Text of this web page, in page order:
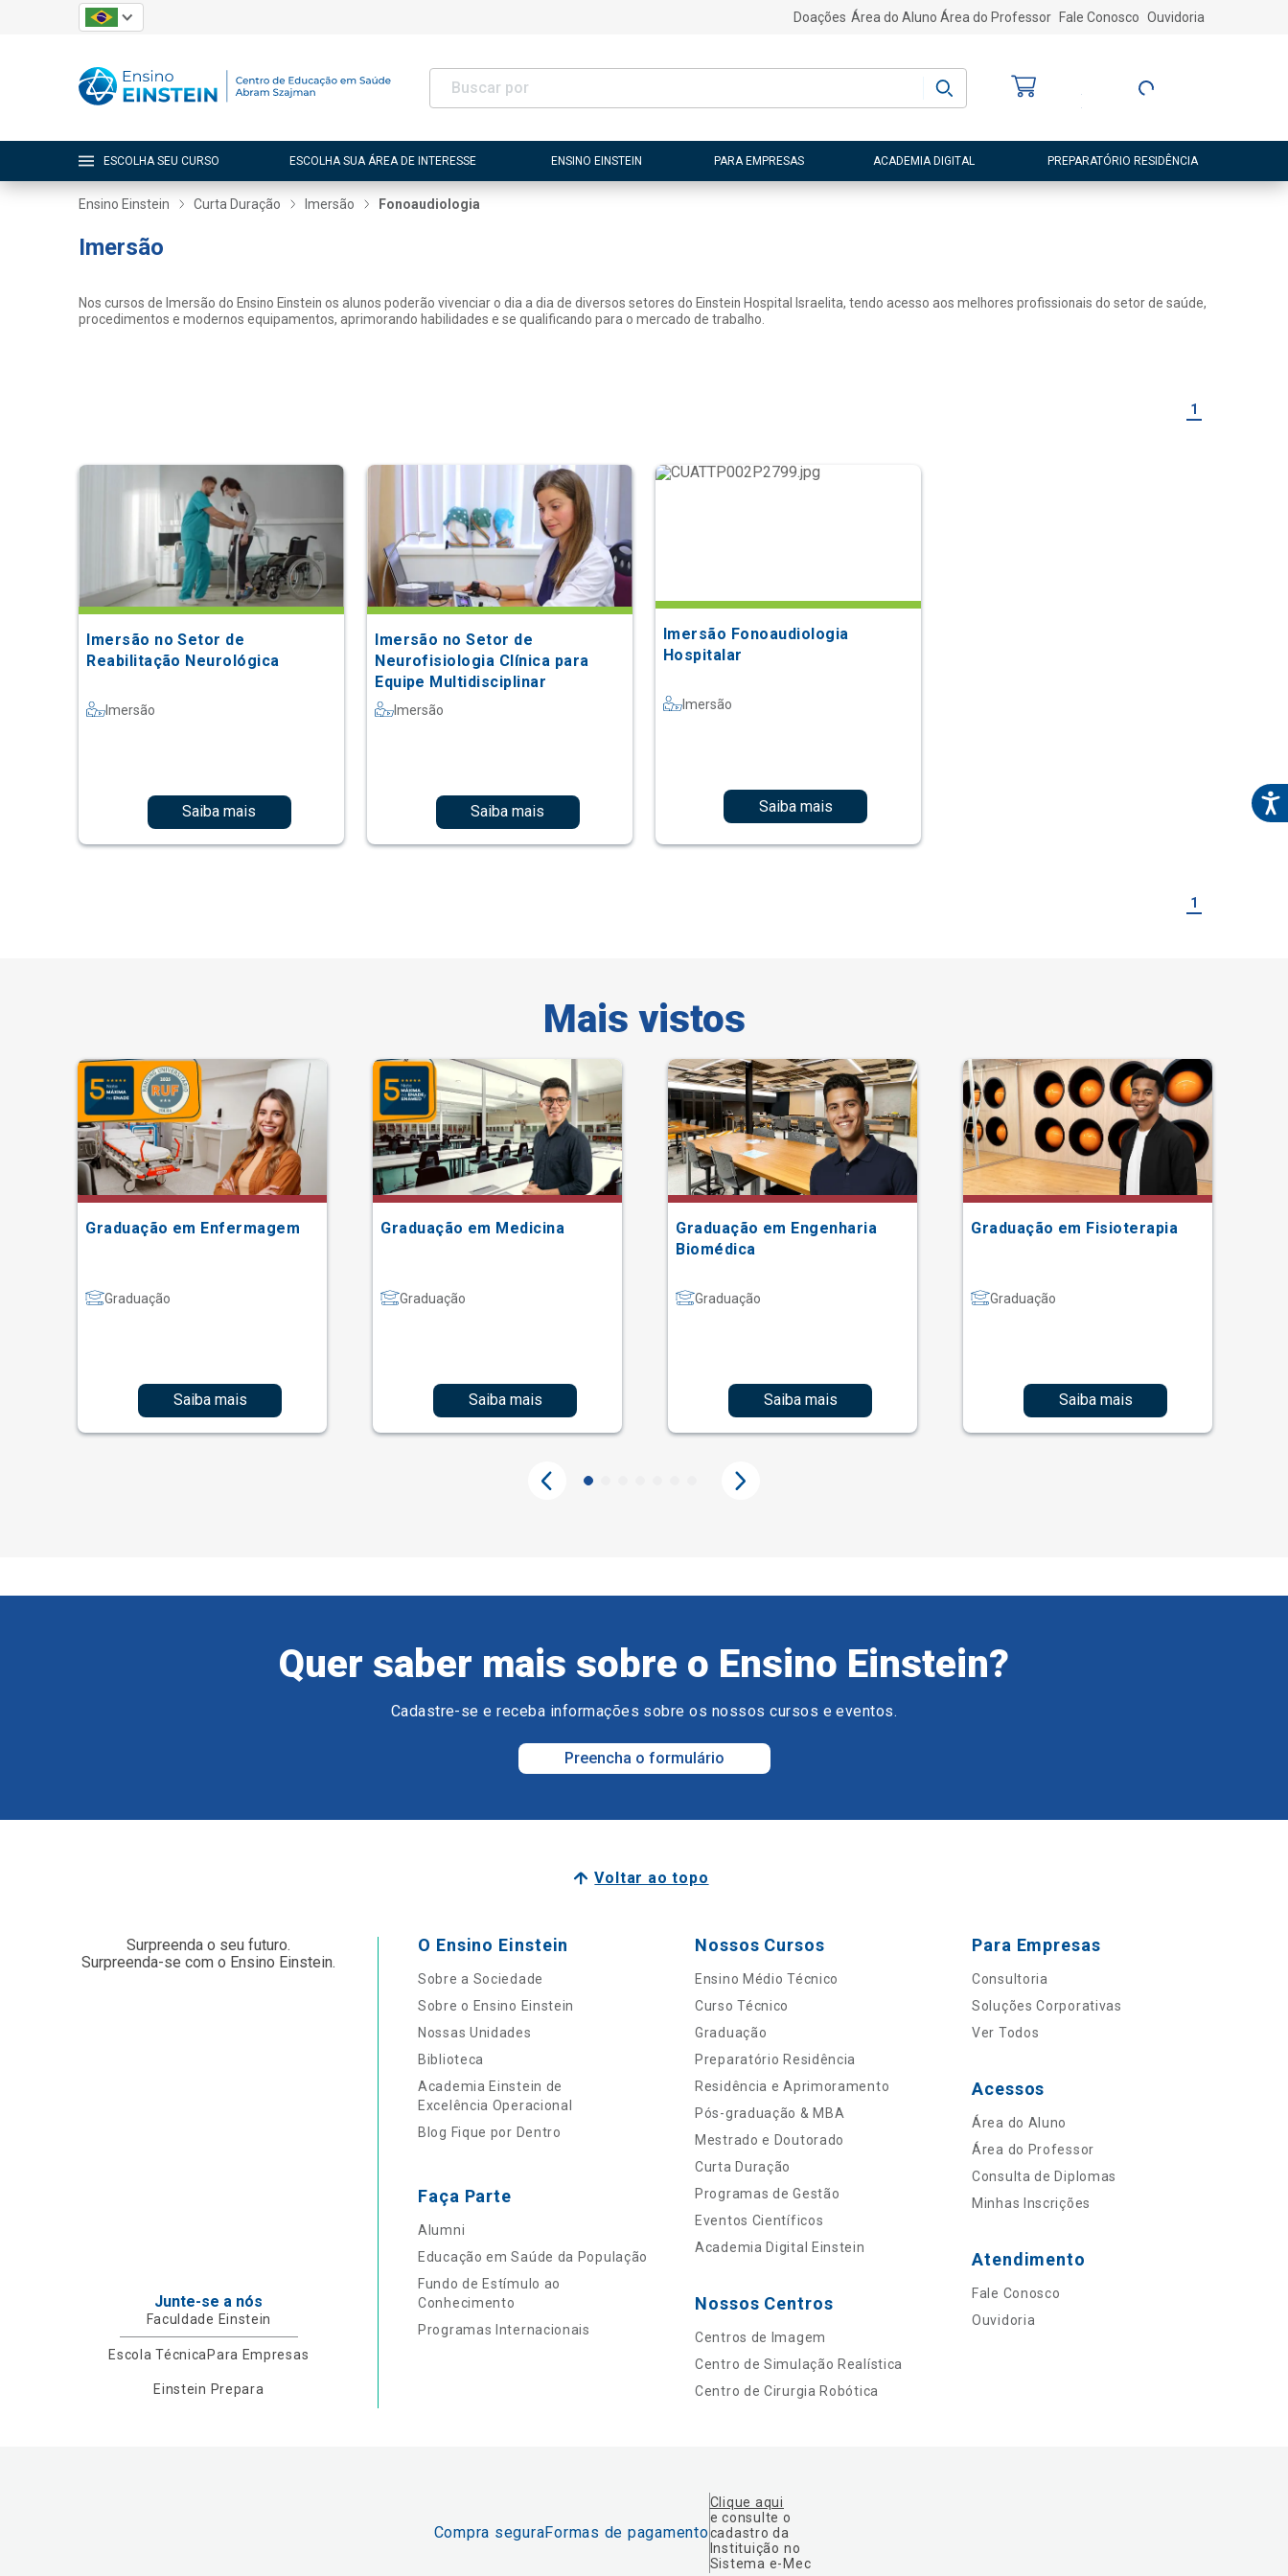
Doações Área do Aluno Área do Professor Fale Conosco Ouvidoria
Entre ou Cadastre-
ESCOLHA SEU CURSO ESCOLHA SUA ÁREA DE INTERESSE ENSINO EINSTEIN PARA EMPRESAS ACADEMIA DIGITAL PREPARATÓRIO RESIDÊNCIA
Ensino Einstein Curta Duração Imersão Fonoaudiologia
Imersão
Nos cursos de Imersão do Ensino Einstein os alunos poderão vivenciar o dia a dia de diversos setores do Einstein Hospital Israelita, tendo acesso aos melhores profissionais do setor de saúde,
procedimentos e modernos equipamentos, aprimorando habilidades e se qualificando para o mercado de trabalho.
1
Imersão no Setor de
Reabilitação Neurológica
Imersão
Saiba mais
Imersão no Setor de
Neurofisiologia Clínica para
Equipe Multidisciplinar
Imersão
Saiba mais
Imersão Fonoaudiologia
Hospitalar
Imersão
Saiba mais
1
Mais vistos
Graduação em Enfermagem
Graduação
Saiba mais
Graduação em Medicina
Graduação
Saiba mais
Graduação em Engenharia
Biomédica
Graduação
Saiba mais
Graduação em Fisioterapia
Graduação
Saiba mais
Quer saber mais sobre o Ensino Einstein?
Cadastre-se e receba informações sobre os nossos cursos e eventos.
Preencha o formulário
Voltar ao topo
Surpreenda o seu futuro.
Surpreenda-se com o Ensino Einstein.
Junte-se a nós
Faculdade Einstein
Escola Técnica Para Empresas
Einstein Prepara
O Ensino Einstein
Sobre a Sociedade
Sobre o Ensino Einstein
Nossas Unidades
Biblioteca
Academia Einstein de
Excelência Operacional
Blog Fique por Dentro
Faça Parte
Alumni
Educação em Saúde da População
Fundo de Estímulo ao
Conhecimento
Programas Internacionais
Nossos Cursos
Ensino Médio Técnico
Curso Técnico
Graduação
Preparatório Residência
Residência e Aprimoramento
Pós-graduação & MBA
Mestrado e Doutorado
Curta Duração
Programas de Gestão
Eventos Científicos
Academia Digital Einstein
Nossos Centros
Centros de Imagem
Centro de Simulação Realística
Centro de Cirurgia Robótica
Para Empresas
Consultoria
Soluções Corporativas
Ver Todos
Acessos
Área do Aluno
Área do Professor
Consulta de Diplomas
Minhas Inscrições
Atendimento
Fale Conosco
Ouvidoria
Compra seguraFormas de pagamento
Clique aqui
e consulte o
cadastro da
Instituição no
Sistema e-Mec